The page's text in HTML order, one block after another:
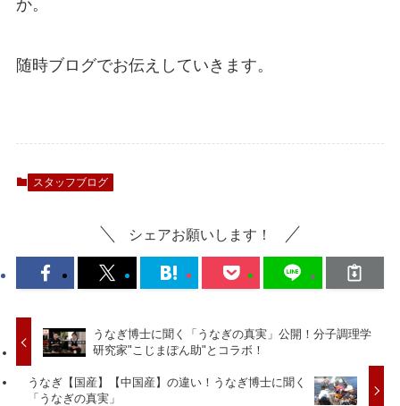
か。
随時ブログでお伝えしていきます。
スタッフブログ
シェアお願いします！
うなぎ博士に聞く「うなぎの真実」公開！分子調理学
研究家"こじまぽん助"とコラボ！
うなぎ【国産】【中国産】の違い！うなぎ博士に聞く
「うなぎの真実」